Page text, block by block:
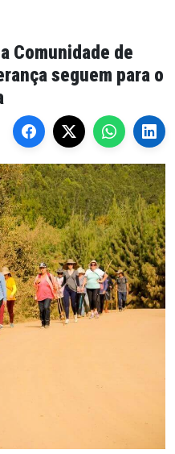
Comunidade de
seguem para o